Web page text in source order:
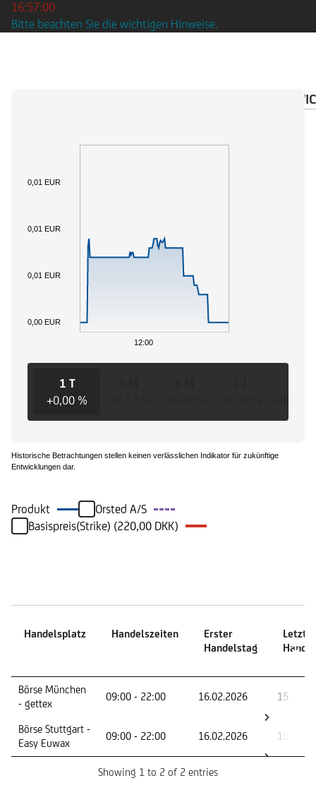
16:57:00
Bitte beachten Sie die wichtigen Hinweise.
12:00
0,00 EUR
0,01 EUR
0,01 EUR
0,01 EUR
1 T
+0,00 %
Historische Betrachtungen stellen keinen verlässlichen Indikator für zukünftige
Entwicklungen dar.
Produkt
Orsted A/S
Basispreis(Strike) (220,00 DKK)
Handelsplatz Handelszeiten
Erster
Handelstag
Letzter
Handelsplatz
Handelstag
Börse München
- gettex
09:00 - 22:00 16.02.2026
Börse Stuttgart -
Easy Euwax
09:00 - 22:00 16.02.2026
Showing 1 to 2 of 2 entries